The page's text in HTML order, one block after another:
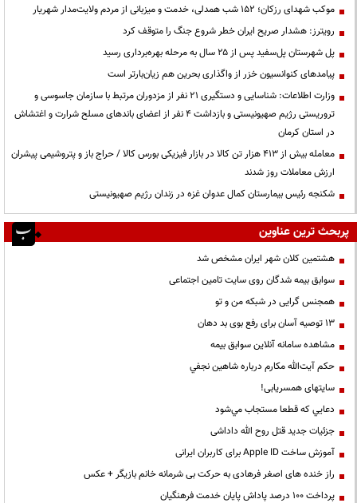
موکب شهدای رزکان؛ ۱۵۲ شب همدلی، خدمت و میزبانی از مردم ولایت‌مدار شهریار
رویترز: هشدار صریح ایران خطر شروع جنگ را متوقف کرد
پل شهرستان پل‌سفید پس از ۲۵ سال به مرحله بهره‌برداری رسید
پیامدهای کنوانسیون خزر از واگذاری بحرین هم زیان‌بارتر است
وزارت اطلاعات: شناسایی و دستگیری ۲۱ نفر از مزدوران مرتبط با سازمان جاسوسی و
تروریستی رژیم صهیونیستی و بازداشت ۴ نفر از اعضای باندهای مسلح شرارت و اغتشاش
در استان کرمان
معامله بیش از ۴۱۳ هزار تن کالا در بازار فیزیکی بورس کالا / حراج باز و پتروشیمی پیشران
ارزش معاملات روز شدند
شکنجه رئیس بیمارستان کمال عدوان غزه در زندان رژیم صهیونیستی
پربحث ترین عناوین
هشتمین کلان شهر ایران مشخص شد
سوابق بیمه شدگان روی سایت تامین اجتماعی
همجنس گرایی در شبکه من و تو
13 توصیه آسان برای رفع بوی بد دهان
مشاهده سامانه آنلاين سوابق بیمه
حكم آيت‌الله مكارم درباره شاهين نجفي
سایتهای همسریابی!
دعايي كه قطعا مستجاب مي‌شود
جزئیات جدید قتل روح الله داداشی
آموزش ساخت Apple ID برای کاربران ایرانی
راز خنده های اصغر فرهادی به حرکت بی شرمانه خانم بازیگر + عکس
پرداخت ۱۰۰ درصد پاداش پایان خدمت فرهنگیان